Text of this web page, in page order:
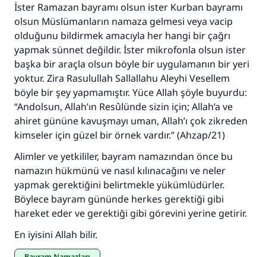
İster Ramazan bayramı olsun ister Kurban bayramı
olsun Müslümanların namaza gelmesi veya vacip
olduğunu bildirmek amacıyla her hangi bir çağrı
yapmak sünnet değildir. İster mikrofonla olsun ister
başka bir araçla olsun böyle bir uygulamanın bir yeri
yoktur. Zira Rasulullah Sallallahu Aleyhi Vesellem
böyle bir şey yapmamıştır. Yüce Allah şöyle buyurdu:
“Andolsun, Allah’ın Resûlünde sizin için; Allah’a ve
ahiret gününe kavuşmayı uman, Allah’ı çok zikreden
kimseler için güzel bir örnek vardır.” (Ahzap/21)
Alimler ve yetkililer, bayram namazından önce bu
namazın hükmünü ve nasıl kılınacağını ve neler
yapmak gerektiğini belirtmekle yükümlüdürler.
Böylece bayram gününde herkes gerektiği gibi
hareket eder ve gerektiği gibi görevini yerine getirir.
En iyisini Allah bilir.
110845 Nolu Cevap, bir evliliği
kurtardı.
Ümmete cevapları ulaştırmak için bizi destekle
Rasulullah ﷺ şöyle dedi:
Her kim bir hayra yol gösterirse , hayrı yapan
kişinin sevabı kadar ona sevap yazılır.
(MUSLIM 1893)
Şimdi katkı yapın!